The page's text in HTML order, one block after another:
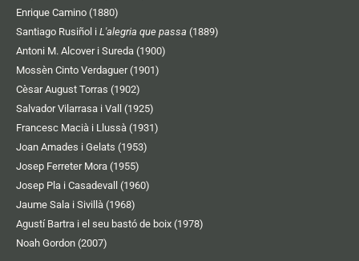
Enrique Camino (1880)
Santiago Rusiñol i L'alegria que passa (1889)
Antoni M. Alcover i Sureda (1900)
Mossèn Cinto Verdaguer (1901)
Cèsar August Torras (1902)
Salvador Vilarrasa i Vall (1925)
Francesc Macià i Llussà (1931)
Joan Amades i Gelats (1953)
Josep Ferreter Mora (1955)
Josep Pla i Casadevall (1960)
Jaume Sala i Sivillà (1968)
Agustí Bartra i el seu bastó de boix (1978)
Noah Gordon (2007)